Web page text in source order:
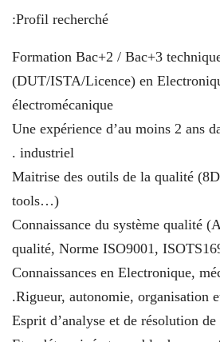
Profil recherché:
Formation Bac+2 / Bac+3
(DUT/ISTA/Licence) en
électromécanique
Une expérience d’au moins 2 ans
industriel .
Maitrise des outils de la qualité
tools…)
Connaissance du système qualité
qualité, Norme ISO9001,
Connaissances en Electronique,
Rigueur, autonomie, organisation
Esprit d’analyse et de résolution